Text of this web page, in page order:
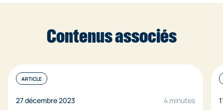
clôture comptableContenus associés
ARTICLE
27 décembre 2023 4 minutes